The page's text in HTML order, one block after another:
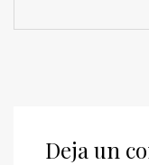
Deja un